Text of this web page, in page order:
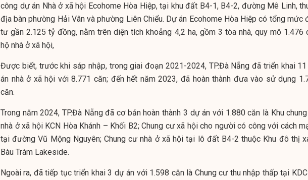
công dự án Nhà ở xã hội Ecohome Hòa Hiệp, tại khu đất B4-1, B4-2, đường Mê Linh,
địa bàn phường Hải Vân và phường Liên Chiểu. Dự án Ecohome Hòa Hiệp có tổng mức
tư gần 2.125 tỷ đồng, nằm trên diện tích khoảng 4,2 ha, gồm 3 tòa nhà, quy mô 1.476
hộ nhà ở xã hội,
Được biết, trước khi sáp nhập, trong giai đoạn 2021-2024, TP.Đà Nẵng đã triển khai
án nhà ở xã hội với 8.771 căn; đến hết năm 2023, đã hoàn thành đưa vào sử dụng
căn.
Trong năm 2024, TP.Đà Nẵng đã cơ bản hoàn thành 3 dự án với 1.880 căn là Khu
nhà ở xã hội KCN Hòa Khánh – Khối B2; Chung cư xã hội cho người có công với cách
tại đường Vũ Mộng Nguyên; Chung cư nhà ở xã hội tại lô đất B4-2 thuộc Khu đô thị
Bàu Tràm Lakeside.
Ngoài ra, đã tiếp tục triển khai 3 dự án với 1.598 căn là Chung cư thu nhập thấp tại